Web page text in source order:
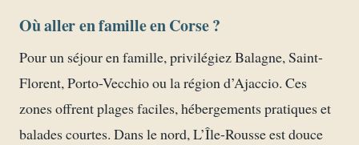
Où aller en famille en Corse ?
Pour un séjour en famille, privilégiez Balagne, Saint-
Florent, Porto-Vecchio ou la région d’Ajaccio. Ces
zones offrent plages faciles, hébergements pratiques et
balades courtes. Dans le nord, L’Île-Rousse est douce